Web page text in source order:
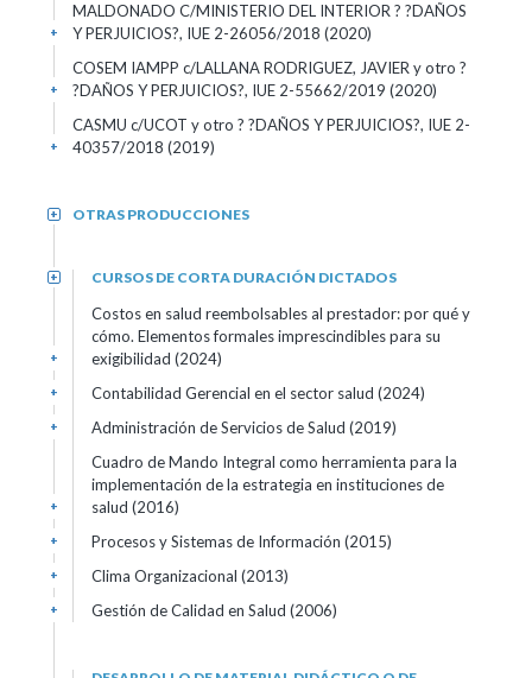
MALDONADO C/MINISTERIO DEL INTERIOR ? ?DAÑOS
Y PERJUICIOS?, IUE 2-26056/2018 (2020)
+
COSEM IAMPP c/LALLANA RODRIGUEZ, JAVIER y otro ?
?DAÑOS Y PERJUICIOS?, IUE 2-55662/2019 (2020)
+
CASMU c/UCOT y otro ? ?DAÑOS Y PERJUICIOS?, IUE 2-
40357/2018 (2019)
+
OTRAS PRODUCCIONES
+
CURSOS DE CORTA DURACIÓN DICTADOS
+
Costos en salud reembolsables al prestador: por qué y
cómo. Elementos formales imprescindibles para su
exigibilidad (2024)
+
Contabilidad Gerencial en el sector salud (2024)
+
Administración de Servicios de Salud (2019)
+
Cuadro de Mando Integral como herramienta para la
implementación de la estrategia en instituciones de
salud (2016)
+
Procesos y Sistemas de Información (2015)
+
Clima Organizacional (2013)
+
Gestión de Calidad en Salud (2006)
+